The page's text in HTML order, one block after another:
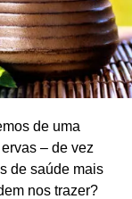
de uma
– de vez
de saúde mais
nos trazer?